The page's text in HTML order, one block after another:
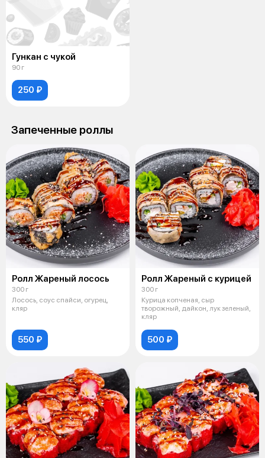
Гункан с чукой
90 г
250 ₽
Запеченные роллы
Ролл Жареный лосось
300 г
Лосось, соус спайси, огурец,
кляр
550 ₽
Ролл Жареный с курицей
300 г
Курица копченая, сыр
творожный, дайкон, лук зеленый,
кляр
500 ₽